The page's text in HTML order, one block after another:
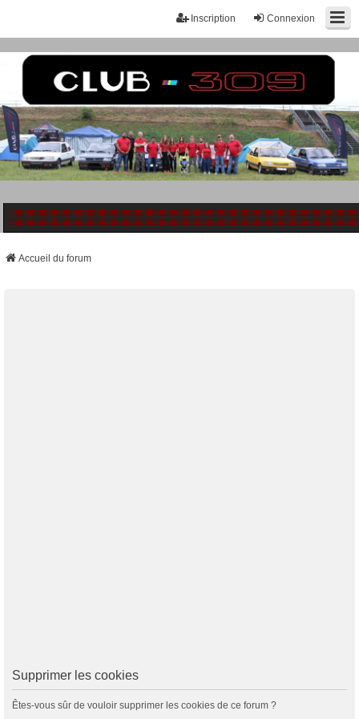
Connexion
Inscription
Accueil du forum
Supprimer les cookies
Êtes-vous sûr de vouloir supprimer les cookies de ce forum ?